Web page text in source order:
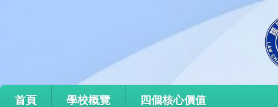
首頁 學校概覽 四個核心價值